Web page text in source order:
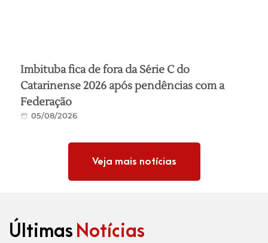
Imbituba fica de fora da Série C do
Catarinense 2026 após pendências com a
Federação
05/08/2026
Veja mais notícias
Últimas Notícias